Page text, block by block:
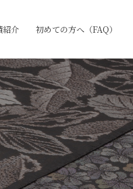
紹介 初めての方へ（FAQ）